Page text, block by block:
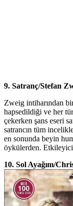
9. Satranç/Stefan
Zweig intiharından
hapsedildiği ve her
çekerken şans eseri
satrancın tüm
en sonunda beyin
öykülerden.
10. Sol Ayağım/